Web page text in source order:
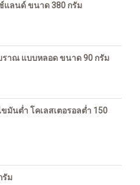
แลนด์ ขนาด 380 กรัม
าณ แบบหลอด ขนาด 90 กรัม
มันต่ำ โคเลสเตอรอลต่ำ 150
รัม